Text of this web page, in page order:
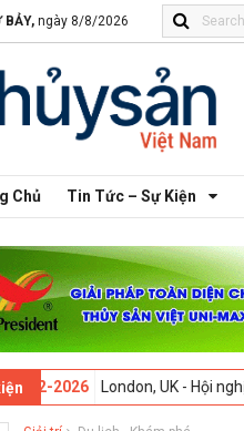
BẢY, ngày 8/8/2026
Chủ Tin Tức – Sự Kiện
UK - Hội nghị Thượng đỉnh